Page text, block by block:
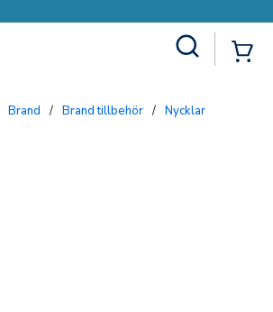
Brand / Brand tillbehör / Nycklar